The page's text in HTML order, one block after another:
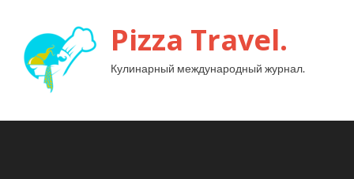
Pizza Travel.
Кулинарный международный журнал.